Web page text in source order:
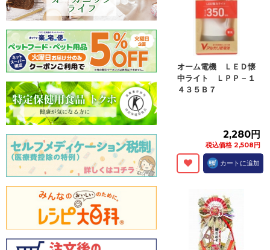
オーム電機 ＬＥＤ懐
中ライト ＬＰＰ－１
４３５Ｂ７
2,280円
税込価格 2,508円
カートに追加